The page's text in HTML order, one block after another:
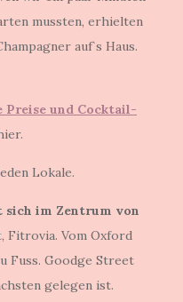
mussten, erhielten
auf`s Haus.
und Cocktail-
Lokale.
sich im Zentrum von
Fitrovia. Vom Oxford
Fuss. Goodge Street
gelegen ist.